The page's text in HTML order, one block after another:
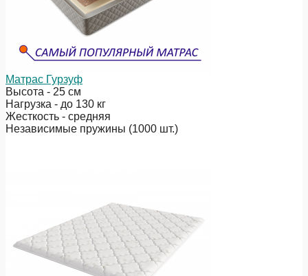
Матрас Гурзуф
Высота - 25 см
Нагрузка - до 130 кг
Жесткость - средняя
Независимые пружины (1000 шт.)